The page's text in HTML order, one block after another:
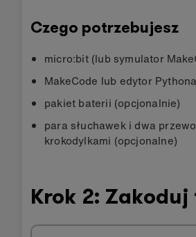
Czego potrzebujesz
micro:bit (lub symulator
MakeCode lub edytor Pythona
pakiet baterii (opcjonalnie)
para słuchawek i dwa
krokodylkami (opcjonalne)
Krok 2: Zakoduj